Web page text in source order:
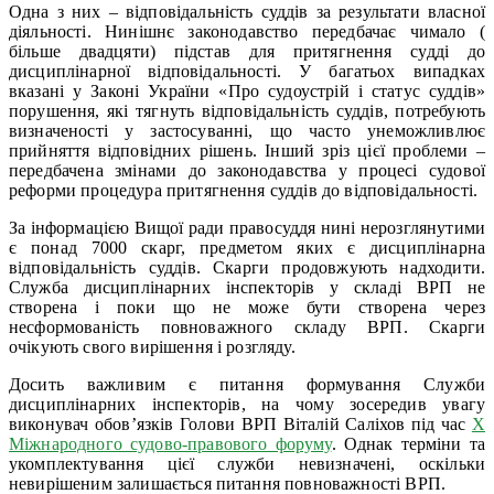
Одна з них – відповідальність суддів за результати власної
діяльності. Нинішнє законодавство передбачає чимало (
більше двадцяти) підстав для притягнення судді до
дисциплінарної відповідальності. У багатьох випадках
вказані у Законі України «Про судоустрій і статус суддів»
порушення, які тягнуть відповідальність суддів, потребують
визначеності у застосуванні, що часто унеможливлює
прийняття відповідних рішень. Інший зріз цієї проблеми –
передбачена змінами до законодавства у процесі судової
реформи процедура притягнення суддів до відповідальності.
За інформацією Вищої ради правосуддя нині нерозглянутими
є понад 7000 скарг, предметом яких є дисциплінарна
відповідальність суддів. Скарги продовжують надходити.
Служба дисциплінарних інспекторів у складі ВРП не
створена і поки що не може бути створена через
несформованість повноважного складу ВРП. Скарги
очікують свого вирішення і розгляду.
Досить важливим є питання формування Служби
дисциплінарних інспекторів, на чому зосередив увагу
виконувач обов’язків Голови ВРП Віталій Саліхов під час X
Міжнародного судово-правового форуму. Однак терміни та
укомплектування цієї служби невизначені, оскільки
невирішеним залишається питання повноважності ВРП.